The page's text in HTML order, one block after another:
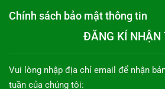
Chính sách bảo mật thông tin
ĐĂNG KÍ NHẬN
Vui lòng nhập địa chỉ email để nhận
tuần của chúng tôi: